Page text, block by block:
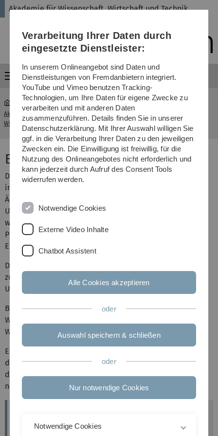
Direkt
Direkt
Direkt
(Sprache,
Drucken,
Media)
Direkt
Direkt
Akademie für Wissenschaft, Wirtschaft und Technik
Menü
Akademie für Wissenschaft,
Wirtschaft und Technik
...
Einführung in die Tauchmedizin
Der Kurs richtet sich an alle an der Tauchmedizin
interessierten Ärzte, insbesondere an niedergelassene
Ärzte und Sportmediziner, bzw. an alle Ärzte, die
Untersuchungen zur Tauchtauglichkeit durchführen. Es
werden Grundlagen zum Verständnis der Physiologie und
Pathophysiologie vermittelt sowie die derzeit gültigen
Empfehlungen zur Tauchtauglichkeit.
Der Kurs ist von der GTÜM anerkannt und Voraussetzung
zum Erwerb des Diploms "Tauchtauglichkeits-
Untersuchungen".
Bei vollständiger Teilnahme an den Modulen werden
Weiterbildungspunkte der Landesärztekammer Baden-
Württemberg vergeben.
Ein 2-tägiger
die Inhaber eines GTÜM-Diploms I bzw. IIa konzipiert,
dessen fünfjährige Gültigkeit abgelaufen ist bzw. in
nächster Zeit ablaufen wird.
Sektion Notfallmedizin, Klinik für Anästhesiologie,
Verarbeitung Ihrer Daten durch
eingesetzte Dienstleister:
In unserem Onlineangebot sind Daten und
Dienstleistungen von Fremdanbietern integriert.
YouTube und Vimeo benutzen Tracking-
Technologien, um Ihre Daten für eigene Zwecke zu
verarbeiten und mit anderen Daten
zusammenzuführen. Details finden Sie in unserer
Datenschutzerklärung. Mit Ihrer Auswahl willigen Sie
ggf. in die Verarbeitung Ihrer Daten zu den jeweiligen
Zwecken ein. Die Einwilligung ist freiwillig, für die
Nutzung des Onlineangebotes nicht erforderlich und
kann jederzeit durch Aufruf des Consent Tools
widerrufen werden.
Notwendige Cookies
Externe Video Inhalte
Chatbot Assistent
Alle Cookies akzeptieren
oder
Auswahl speichern & schließen
oder
Nur notwendige Cookies
Notwendige Cookies